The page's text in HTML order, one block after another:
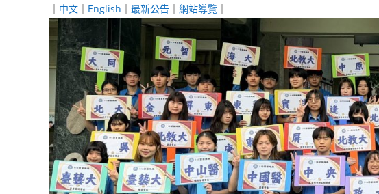
｜ 中文 ｜ English ｜ 最新公告 ｜ 網站導覽 ｜